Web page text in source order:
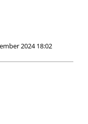
2024 18:02